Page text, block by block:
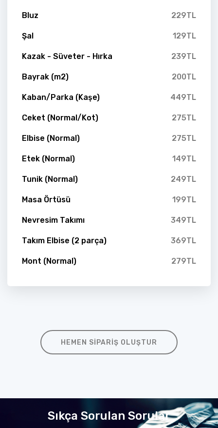
Bluz 229TL
Şal 129TL
Kazak - Süveter - Hırka 239TL
Bayrak (m2) 200TL
Kaban/Parka (Kaşe) 449TL
Ceket (Normal/Kot) 275TL
Elbise (Normal) 275TL
Etek (Normal) 149TL
Tunik (Normal) 249TL
Masa Örtüsü 199TL
Nevresim Takımı 349TL
Takım Elbise (2 parça) 369TL
Mont (Normal) 279TL
HEMEN SIPARIŞ OLUŞTUR
Sıkça Sorulan Sorular